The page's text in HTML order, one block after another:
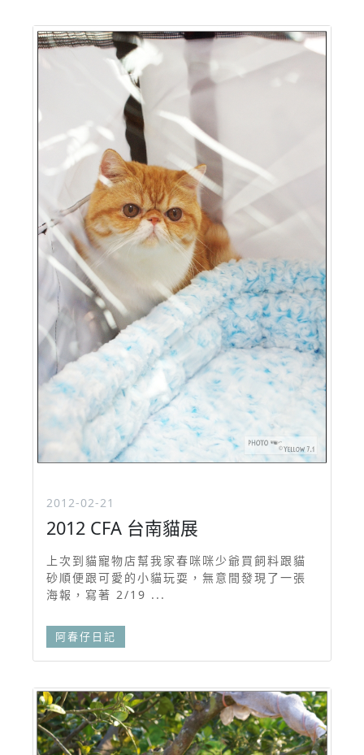
2012-02-21
2012 CFA 台南貓展
上次到貓寵物店幫我家春咪咪少爺買飼料跟貓
砂順便跟可愛的小貓玩耍，無意間發現了一張
海報，寫著 2/19 ...
阿春仔日記